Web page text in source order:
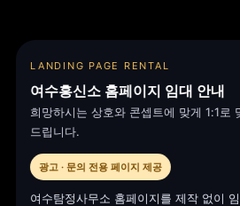
합법, 탐정
실력 있는 여수
LANDING PAGE RENTAL
여수흥신소 홈페이지 임대 안내
희망하시는 상호와 콘셉트에 맞게 1:1로
드립니다.
광고 · 문의 전용 페이지 제공
여수탐정사무소 홈페이지를 제작 없이